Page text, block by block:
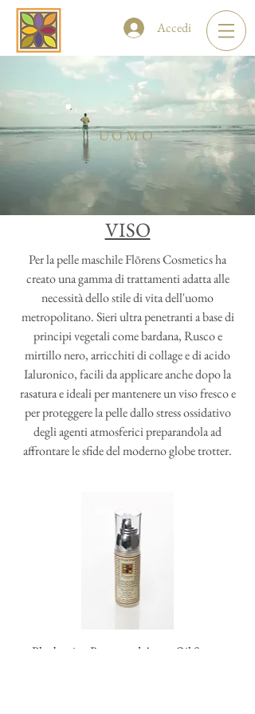
Accedi
UOMO
VISO
Per la pelle maschile Flōrens Cosmetics ha
creato una gamma di trattamenti adatta alle
necessità dello stile di vita dell'uomo
metropolitano. Sieri ultra penetranti a base di
principi vegetali come bardana, Rusco e
mirtillo nero, arricchiti di collage e di acido
Ialuronico, facili da applicare anche dopo la
rasatura e ideali per mantenere un viso fresco e
per proteggere la pelle dallo stress ossidativo
degli agenti atmosferici preparandola ad
affrontare le sfide del moderno globe trotter.
Blueberries, Rusco and Argan Oil Serum